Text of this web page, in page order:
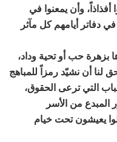
وأن يمعنوا في
دفاتر أيامهم كل مآثر
بزهرة حب أو تحية وداد،
لنا أن نشيّد رمزاً للمباهج
التي ترعى الحقوق،
المبدع من الأسر
يعيشون تحت خيام